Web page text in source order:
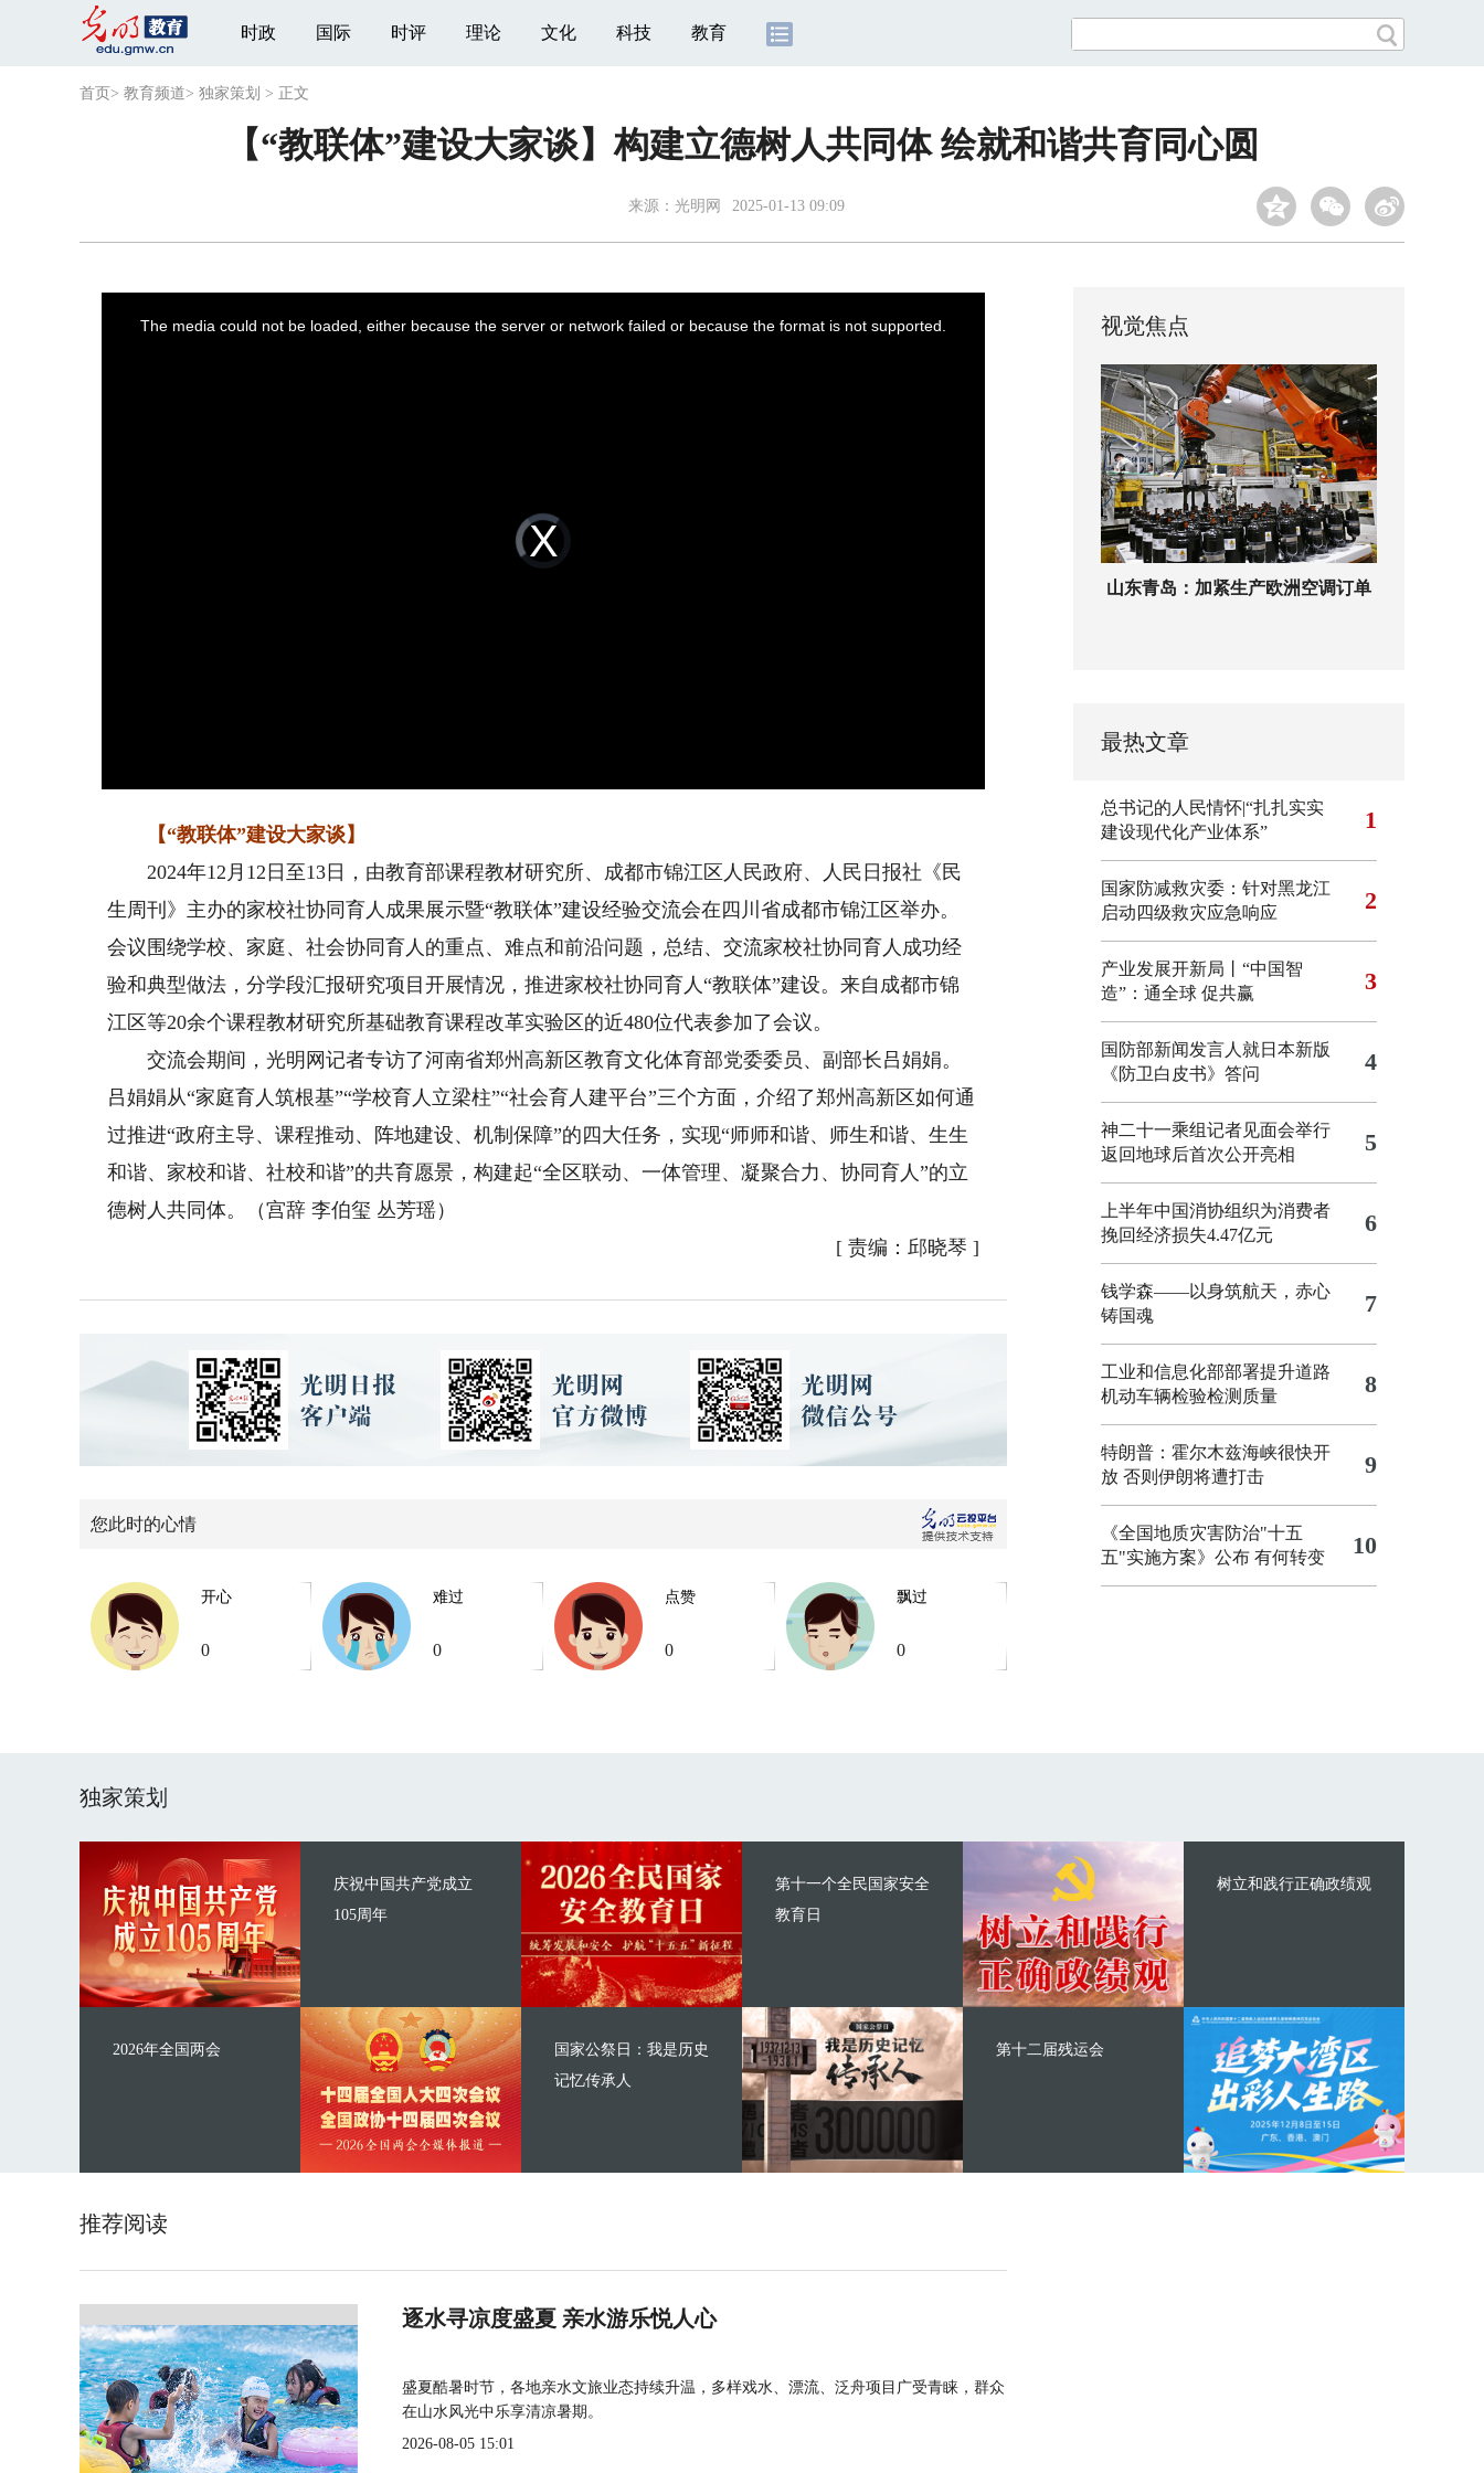
时政 国际 时评 理论 文化 科技 教育
首页 > 教育频道> 独家策划 > 正文
【“教联体”建设大家谈】构建立德树人共同体 绘就和谐共育同心圆
来源： 光明网 2025-01-13 09:09
Video
Player
is
loading.
The media could not be loaded, either because the server or network failed or because the format is not supported.
【“教联体”建设大家谈】
2024年12月12日至13日，由教育部课程教材研究所、成都市锦江区人民政府、人民日报社《民
生周刊》主办的家校社协同育人成果展示暨“教联体”建设经验交流会在四川省成都市锦江区举办。
会议围绕学校、家庭、社会协同育人的重点、难点和前沿问题，总结、交流家校社协同育人成功经
验和典型做法，分学段汇报研究项目开展情况，推进家校社协同育人“教联体”建设。来自成都市锦
江区等20余个课程教材研究所基础教育课程改革实验区的近480位代表参加了会议。
交流会期间，光明网记者专访了河南省郑州高新区教育文化体育部党委委员、副部长吕娟娟。
吕娟娟从“家庭育人筑根基”“学校育人立梁柱”“社会育人建平台”三个方面，介绍了郑州高新区如何通
过推进“政府主导、课程推动、阵地建设、机制保障”的四大任务，实现“师师和谐、师生和谐、生生
和谐、家校和谐、社校和谐”的共育愿景，构建起“全区联动、一体管理、凝聚合力、协同育人”的立
德树人共同体。（宫辞 李伯玺 丛芳瑶）
[ 责编：邱晓琴 ]
您此时的心情
开心
0
难过
0
点赞
0
飘过
0
视觉焦点
山东青岛：加紧生产欧洲空调订单
最热文章
总书记的人民情怀|“扎扎实实
建设现代化产业体系”
1
国家防减救灾委：针对黑龙江
启动四级救灾应急响应
2
产业发展开新局丨“中国智
造”：通全球 促共赢
3
国防部新闻发言人就日本新版
《防卫白皮书》答问
4
神二十一乘组记者见面会举行
返回地球后首次公开亮相
5
上半年中国消协组织为消费者
挽回经济损失4.47亿元
6
钱学森——以身筑航天，赤心
铸国魂
7
工业和信息化部部署提升道路
机动车辆检验检测质量
8
特朗普：霍尔木兹海峡很快开
放 否则伊朗将遭打击
9
《全国地质灾害防治"十五
五"实施方案》公布 有何转变
10
独家策划
庆祝中国共产党成立
105周年
2026年全国两会
第十一个全民国家安全
教育日
国家公祭日：我是历史
记忆传承人
树立和践行正确政绩观
第十二届残运会
推荐阅读
逐水寻凉度盛夏 亲水游乐悦人心
盛夏酷暑时节，各地亲水文旅业态持续升温，多样戏水、漂流、泛舟项目广受青睐，群众
在山水风光中乐享清凉暑期。
2026-08-05 15:01